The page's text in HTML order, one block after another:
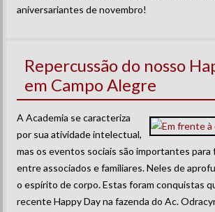
aniversariantes de novembro!
Repercussão do nosso
em Campo Alegre
A Academia se caracteriza
por sua atividade intelectual,
mas os eventos sociais são importantes para
entre associados e familiares. Neles de
o espírito de corpo. Estas foram conquistas
recente Happy Day na fazenda do Ac.